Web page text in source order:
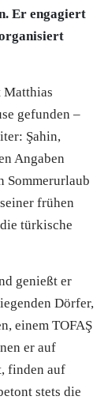
Er engagiert
Matthias
gefunden –
Şahin,
Angaben
Sommerurlaub
frühen
türkische
genießt er
Dörfer,
einem TOFAŞ
er auf
finden auf
stets die